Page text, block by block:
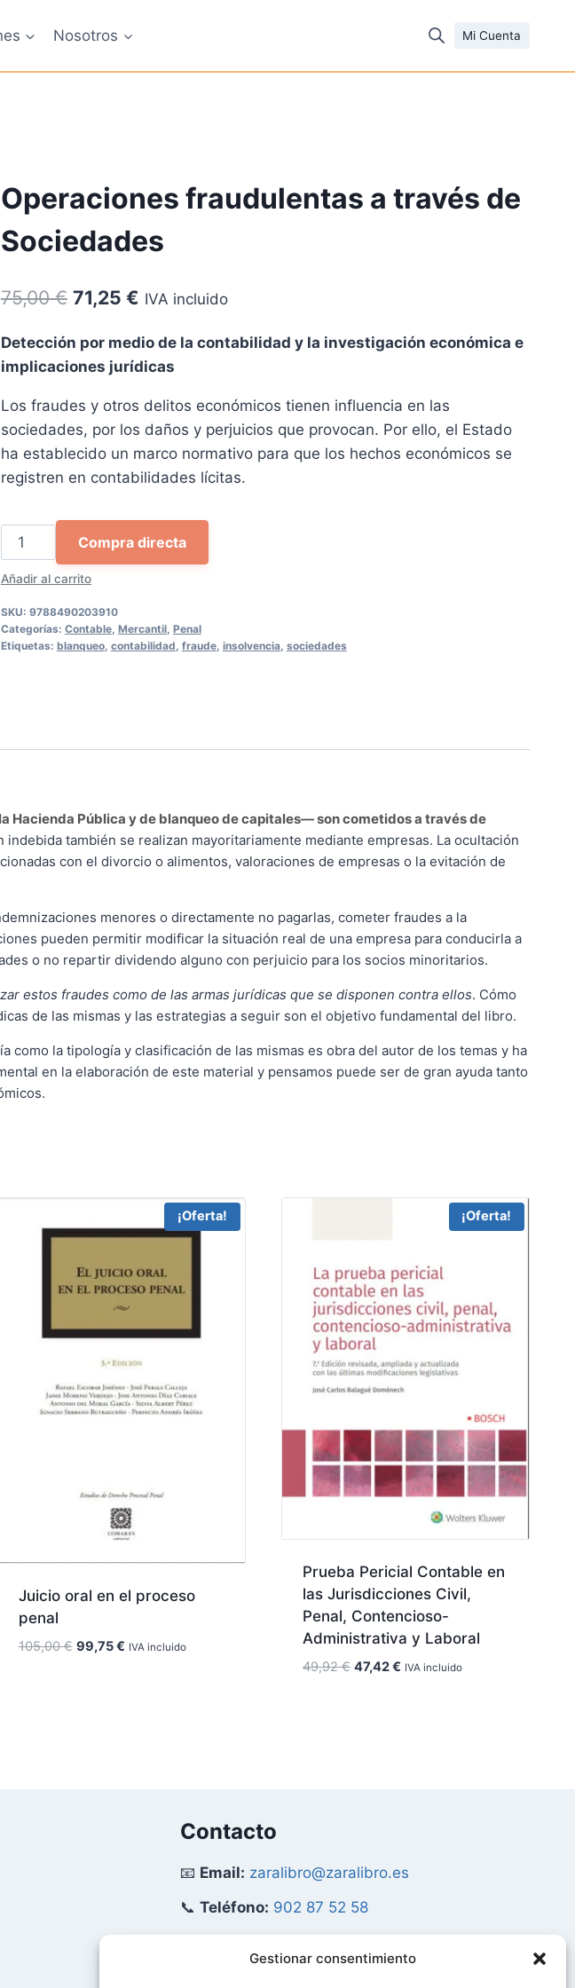
Gestionar consentimiento
Nosotros Mi Cuenta
Operaciones fraudulentas a través de
Sociedades
75,00€ El
original
75,00 €.
71,25 €El
actual
71,25 €.
IVA incluido
Detección por medio de la contabilidad y la investigación económica e
implicaciones jurídicas
Los fraudes y otros delitos económicos tienen influencia en las
sociedades, por los daños y perjuicios que provocan. Por ello, el Estado
ha establecido un marco normativo para que los hechos económicos se
registren en contabilidades lícitas.
Operaciones
fraudulentas
a
través
de
Sociedades
Añadir al carrito
Compra directa
SKU: 9788490203910
Categorías: Contable, Mercantil, Penal
Etiquetas: blanqueo, contabilidad fraude, insolvencia, sociedades
Pública y de blanqueo de capitales― son cometidos a través de
también se realizan mayoritariamente mediante empresas. La ocultación
con el divorcio o alimentos, valoraciones de empresas o la evitación de
menores o directamente no pagarlas, cometer fraudes a la
pueden permitir modificar la situación real de una empresa para conducirla a
o no repartir dividendo alguno con perjuicio para los socios minoritarios.
estos fraudes como de las armas jurídicas que se disponen contra ellos. Cómo
de las mismas y las estrategias a seguir son el objetivo fundamental del libro.
la tipología y clasificación de las mismas es obra del autor de los temas y ha
en la elaboración de este material y pensamos puede ser de gran ayuda tanto
¡Oferta!
Juicio oral en el proceso
penal
105,00€ El
99,75€ElIVA incluido
¡Oferta!
Prueba Pericial Contable en
las Jurisdicciones Civil,
Penal, Contencioso-
Administrativa y Laboral
49,92€ El
47,42€ El
IVA incluido
Contacto
📧 Email: zaralibro@zaralibro.es
📞 Teléfono: 902 87 52 58
Mi Cuenta